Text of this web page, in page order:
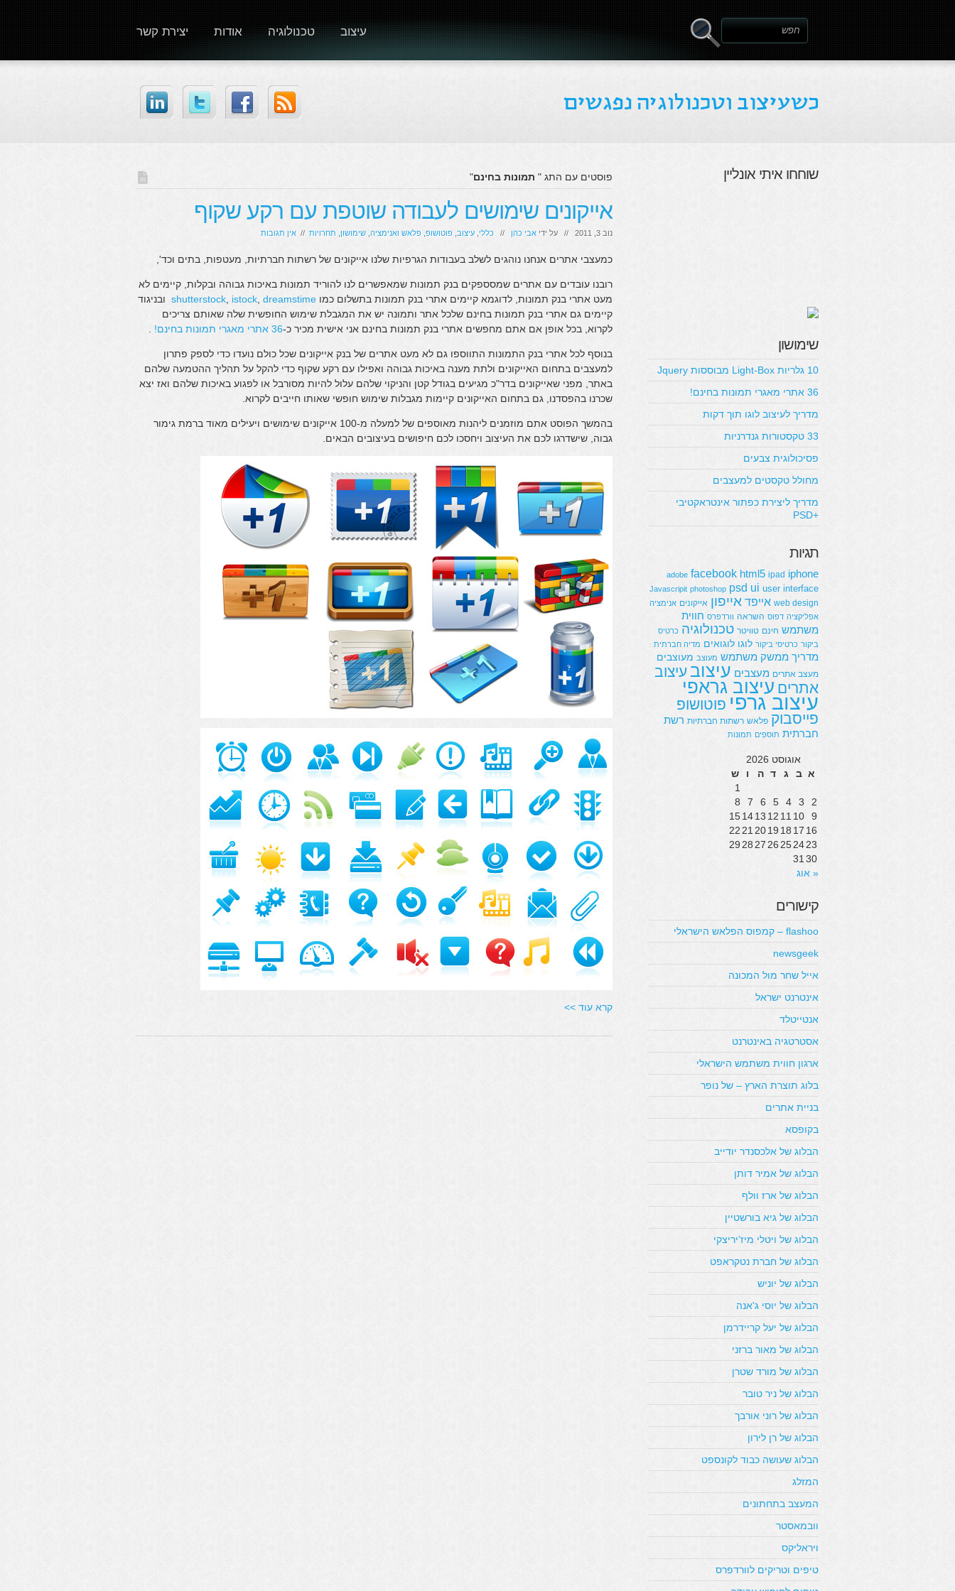
יצירת קשר אודות טכנולוגיה עיצוב
פוסטים עם התג " תמונות בחינם"
אייקונים שימושים לעבודה שוטפת עם רקע שקוף
נוב 3, 2011 // על ידי אבי כהן // כללי עיצוב פוטושופ פלאש ואנימציה שימושון תחרויות // אין תגובות
כמעצבי אתרים אנחנו נוהגים לשלב בעבודות הגרפיות שלנו אייקונים של רשתות חברתיות, מעטפות, בתים וכד',
רובנו עובדים עם אתרים שמסספקים בנק תמונות שמאפשרים לנו להוריד תמונות באיכות גבוהה ובקלות, קיימים לא
מעט אתרי בנק תמונות, לדוגמא קיימים אתרי בנק תמונות בתשלום כמו
shutterstock istock dreamstime
ובניגוד
קיימים גם אתרי בנק תמונות בחינם שלכל אתר ותמונה יש את המגבלת שימוש החופשית שלה שאותם צריכים
לקרוא, בכל אופן אם אתם מחפשים אתרי בנק תמונות בחינם אני אישית מכיר כ-36 אתרי מאגרי תמונות בחינם!
בנוסף לכל אתרי בנק התמונות התווספו גם לא מעט אתרים של בנק אייקונים שכל כולם נועדו כדי לספק פתרון
למעצבים בתחום האייקונים ולתת מענה באיכות גבוהה ואפילו עם רקע שקוף כדי להקל על תהליך ההטמעה שלהם
באתר, מפני שאייקונים בדר"כ מגיעים בגודל קטן והניקוי שלהם עלול להיות מסורבל או לפגוע באיכות שלהם ואז יצא
שכרנו בהפסדנו, גם בתחום האייקונים קיימות מגבלות שימוש חופשי שאותו חייבים לקרוא.
בהמשך הפוסט אתם מוזמנים ליהנות מאוספים של למעלה מ-100 אייקונים שימושים ויעילים מאוד ברמת גימור
גבוה, שישדרגו לכם את העיצוב ויחסכו לכם חיפושים בעיצובים הבאים.
קרא עוד >>
שוחחו איתי אונליין
שימושון
10 גלריות Light-Box מבוססות Jquery
36 אתרי מאגרי תמונות בחינם!
מדריך לעיצוב לוגו תוך דקות
33 טקסטורות גנדרניות
פסיכולוגית צבעים
מחולל טקסטים למעצבים
מדריך ליצירת כפתור אינטראקטיבי
+PSD
תגיות
adobe facebook html5 ipad iphone
Javascripit photoshop psd ui user interface
web design אייפד אייפון אייקונים אנימציה
אפליקציה דפוס השראה וורדפרס חווית
משתמש חינם טוויטר טכנולוגיה כרטיס
ביקור כרטיסי ביקור לוגו לוגואים מדיה חברתית
מדריך ממשק משתמש מעוצב מעוצבים
מעצב אתרים מעצבים עיצוב עיצוב
אתרים עיצוב גראפי
עיצוב גרפי פוטושופ
פייסבוק פלאש רשתות חברתיות רשת
חברתית תוספים תמונות
אוגוסט 2026
א ב ג ד ה ו
ש
1
2
3
4
5
6
7
8
9
10
11
12
13
14
15
16
17
18
19
20
21
22
23
24
25
26
27
28
29
30
31
« אוג
קישורים
flashoo – קמפוס הפלאש הישראלי
newsgeek
אייל שחר מול המכונה
אינטרנט ישראל
אנטייטלד
אסטרטגיה באינטרנט
ארגון חווית משתמש הישראלי
בלוג תוצרת הארץ – של נופר
בניית אתרים
בקופסא
הבלוג של אלכסנדר יודייב
הבלוג של אמיר דותן
הבלוג של ארז וולף
הבלוג של גיא בורשטיין
הבלוג של ויטלי מיז’יריצקי
הבלוג של חברת נטקראפט
הבלוג של יוניש
הבלוג של יוסי ג'אנה
הבלוג של יעל קריידרמן
הבלוג של מאור ברזני
הבלוג של מורד שטרן
הבלוג של ניר טובר
הבלוג של רוני אורבך
הבלוג של רן לירון
הבלוג שעושה כבוד לקונספט
המזלג
המעצב בתחתונים
וובמאסטר
ויראליקס
טיפים וטריקים לוורדפרס